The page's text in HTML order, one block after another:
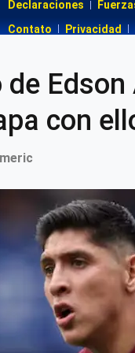
Declaraciones
Contato
Privacidad
de
con